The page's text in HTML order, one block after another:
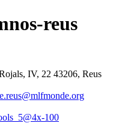
reus
IV, 22 43206, Reus